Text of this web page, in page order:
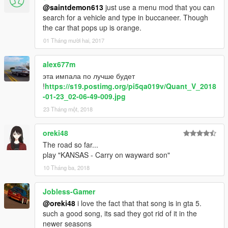
respondo quando possível:
https://www.facebook.com/nfsw.lucas
caso queira mais mods como esse, mantenha os créditos, e o
link original de download!
Peço com muita educação que respeite o trabalho dos outros.
********************BRAZIL********************
@saintdemon613 just use a menu mod that you can
search for a vehicle and type in buccaneer. Though
the car that pops up is orange.
01 Tháng mười hai, 2017
alex677m
эта импала по лучше будет
!https://s19.postimg.org/pi5qa019v/Quant_V_2018
-01-23_02-06-49-009.jpg
23 Tháng một, 2018
oreki48
The road so far...
play "KANSAS - Carry on wayward son"
10 Tháng ba, 2018
Jobless-Gamer
@oreki48 i love the fact that that song is in gta 5.
such a good song, its sad they got rid of it in the
newer seasons